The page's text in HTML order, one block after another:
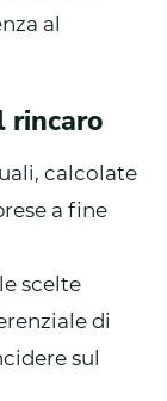
al
rincaro
calcolate
a fine
scelte
di
sul